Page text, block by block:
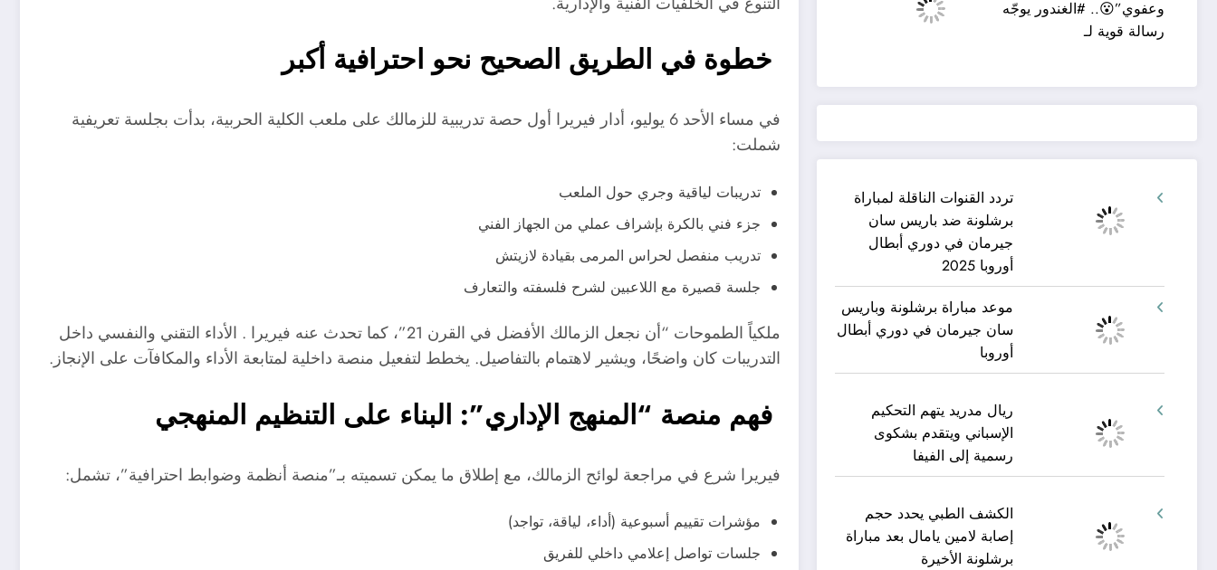
وعفوي”😮.. #الغندور يوجّه
رسالة قوية لـ
تردد القنوات الناقلة لمباراة
برشلونة ضد باريس سان
جيرمان في دوري أبطال
أوروبا 2025
موعد مباراة برشلونة وباريس
سان جيرمان في دوري أبطال
أوروبا
ريال مدريد يتهم التحكيم
الإسباني ويتقدم بشكوى
رسمية إلى الفيفا
الكشف الطبي يحدد حجم
إصابة لامين يامال بعد مباراة
برشلونة الأخيرة
خطوة في الطريق الصحيح نحو احترافية أكبر
في مساء الأحد 6 يوليو، أدار فيريرا أول حصة تدريبية للزمالك على ملعب الكلية الحربية، بدأت بجلسة تعريفية
شملت:
تدريبات لياقية وجري حول الملعب
جزء فني بالكرة بإشراف عملي من الجهاز الفني
تدريب منفصل لحراس المرمى بقيادة لازيتش
جلسة قصيرة مع اللاعبين لشرح فلسفته والتعارف
ملكياً الطموحات “أن نجعل الزمالك الأفضل في القرن 21”، كما تحدث عنه فيريرا . الأداء التقني والنفسي داخل
التدريبات كان واضحًا، ويشير لاهتمام بالتفاصيل. يخطط لتفعيل منصة داخلية لمتابعة الأداء والمكافآت على الإنجاز.
فهم منصة “المنهج الإداري”: البناء على التنظيم المنهجي
فيريرا شرع في مراجعة لوائح الزمالك، مع إطلاق ما يمكن تسميته بـ”منصة أنظمة وضوابط احترافية”، تشمل:
مؤشرات تقييم أسبوعية (أداء، لياقة، تواجد)
جلسات تواصل إعلامي داخلي للفريق